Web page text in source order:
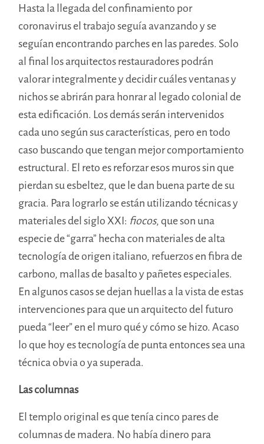
Hasta la llegada del confinamiento por
coronavirus el trabajo seguía avanzando y se
seguían encontrando parches en las paredes. Solo
al final los arquitectos restauradores podrán
valorar integralmente y decidir cuáles ventanas y
nichos se abrirán para honrar al legado colonial de
esta edificación. Los demás serán intervenidos
cada uno según sus características, pero en todo
caso buscando que tengan mejor comportamiento
estructural. El reto es reforzar esos muros sin que
pierdan su esbeltez, que le dan buena parte de su
gracia. Para lograrlo se están utilizando técnicas y
materiales del siglo XXI: fiocos, que son una
especie de “garra” hecha con materiales de alta
tecnología de origen italiano, refuerzos en fibra de
carbono, mallas de basalto y pañetes especiales.
En algunos casos se dejan huellas a la vista de estas
intervenciones para que un arquitecto del futuro
pueda “leer” en el muro qué y cómo se hizo. Acaso
lo que hoy es tecnología de punta entonces sea una
técnica obvia o ya superada.
Las columnas
El templo original es que tenía cinco pares de
columnas de madera. No había dinero para